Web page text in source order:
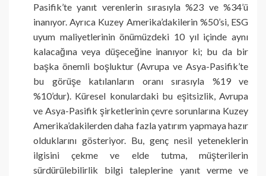
Pasifik’te yanıt verenlerin sırasıyla %23 ve %34’ü
inanıyor. Ayrıca Kuzey Amerika’dakilerin %50’si, ESG
uyum maliyetlerinin önümüzdeki 10 yıl içinde aynı
kalacağına veya düşeceğine inanıyor ki; bu da bir
başka önemli boşluktur (Avrupa ve Asya-Pasifik’te
bu görüşe katılanların oranı sırasıyla %19 ve
%10’dur). Küresel konulardaki bu eşitsizlik, Avrupa
ve Asya-Pasifik şirketlerinin çevre sorunlarına Kuzey
Amerika’dakilerden daha fazla yatırım yapmaya hazır
olduklarını gösteriyor. Bu, genç nesil yeteneklerin
ilgisini çekme ve elde tutma, müşterilerin
sürdürülebilirlik bilgi taleplerine yanıt verme ve